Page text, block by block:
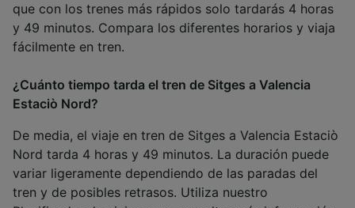
que con los trenes más rápidos solo tardarás 4 horas
y 49 minutos. Compara los diferentes horarios y viaja
fácilmente en tren.
¿Cuánto tiempo tarda el tren de Sitges a Valencia
Estaciò Nord?
De media, el viaje en tren de Sitges a Valencia Estaciò
Nord tarda 4 horas y 49 minutos. La duración puede
variar ligeramente dependiendo de las paradas del
tren y de posibles retrasos. Utiliza nuestro